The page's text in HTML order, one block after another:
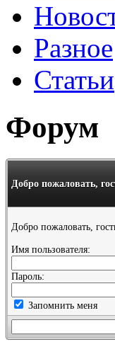
Разное
Статьи
Форум
Добро пожаловать,
Добро пожаловать,
Имя пользователя:
Пароль:
Запомнить меня